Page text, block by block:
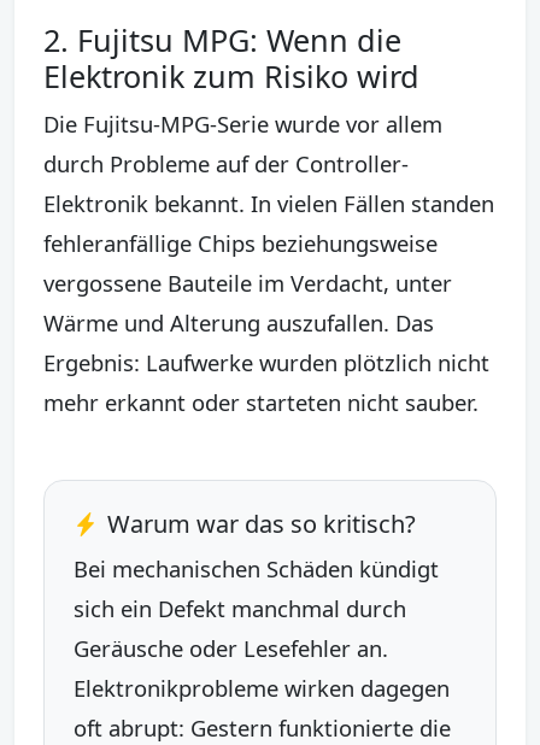
2. Fujitsu MPG: Wenn die
Elektronik zum Risiko wird
Die Fujitsu-MPG-Serie wurde vor allem
durch Probleme auf der Controller-
Elektronik bekannt. In vielen Fällen standen
fehleranfällige Chips beziehungsweise
vergossene Bauteile im Verdacht, unter
Wärme und Alterung auszufallen. Das
Ergebnis: Laufwerke wurden plötzlich nicht
mehr erkannt oder starteten nicht sauber.
Warum war das so kritisch?
Bei mechanischen Schäden kündigt
sich ein Defekt manchmal durch
Geräusche oder Lesefehler an.
Elektronikprobleme wirken dagegen
oft abrupt: Gestern funktionierte die